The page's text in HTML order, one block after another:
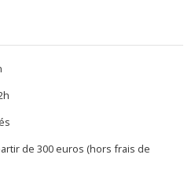
de 300 euros (hors frais de